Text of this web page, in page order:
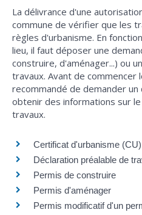
La délivrance d'une
commune de vérifier que les
règles d'urbanisme. En
lieu, il faut déposer une
construire, d'aménager...) ou
travaux. Avant de commencer
recommandé de demander
obtenir des informations sur
travaux.
Certificat d'urbanisme (CU)
Déclaration préalable de
Permis de construire
Permis d'aménager
Permis modificatif d'un